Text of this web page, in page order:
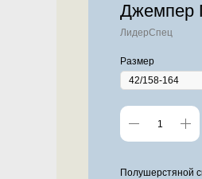
Джемпер
ЛидерСпец
Размер
Полушерстяной